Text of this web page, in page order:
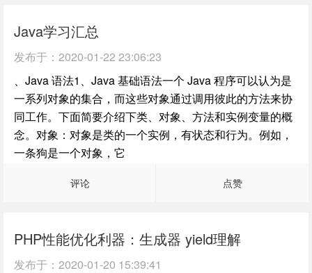
Java学习汇总
发布于： 2020-01-22 23:06:23
、Java 语法1、Java 基础语法一个 Java 程序可以认为是
一系列对象的集合，而这些对象通过调用彼此的方法来协
同工作。下面简要介绍下类、对象、方法和实例变量的概
念。对象：对象是类的一个实例，有状态和行为。例如，
一条狗是一个对象，它
评论 点赞
PHP性能优化利器：生成器 yield理解
发布于： 2020-01-20 15:39:41